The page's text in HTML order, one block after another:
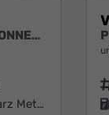
Prime ACC+SHZ+KLIMA+KAMERA+APP CONNECT+LED+17" ALU
Grenadillschwarz Metallic